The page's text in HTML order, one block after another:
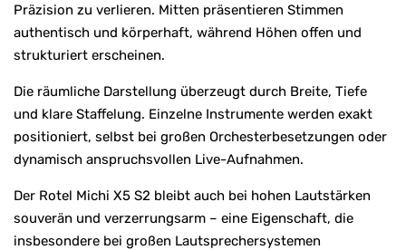
Präzision zu verlieren. Mitten präsentieren Stimmen
authentisch und körperhaft, während Höhen offen und
strukturiert erscheinen.
Die räumliche Darstellung überzeugt durch Breite, Tiefe
und klare Staffelung. Einzelne Instrumente werden exakt
positioniert, selbst bei großen Orchesterbesetzungen oder
dynamisch anspruchsvollen Live-Aufnahmen.
Der Rotel Michi X5 S2 bleibt auch bei hohen Lautstärken
souverän und verzerrungsarm – eine Eigenschaft, die
insbesondere bei großen Lautsprechersystemen